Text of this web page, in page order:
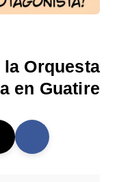
Orquesta
en Guatire